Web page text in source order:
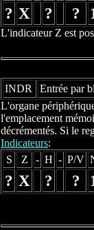
? X ? ?
L'indicateur Z est
INDR
Entrée par
L'organe
l'emplacement
décrémentés. Si le
Indicateurs:
S
Z - H - P/V
? X ? ?